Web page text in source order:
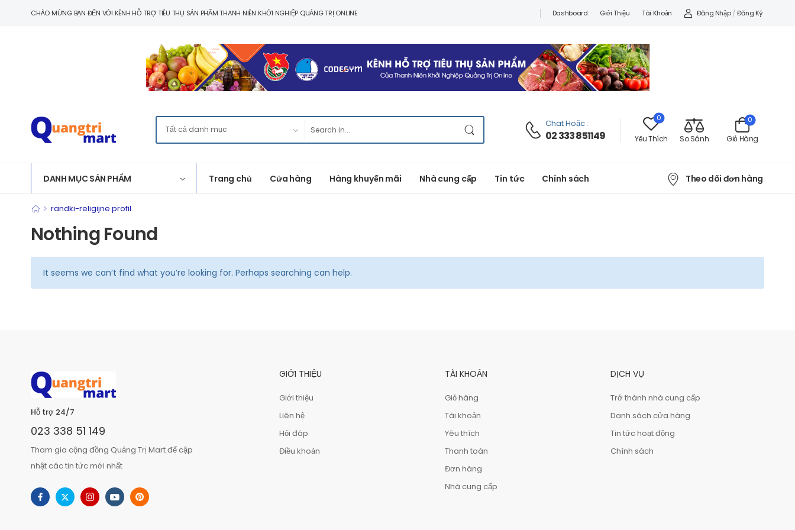
CHÀO MỪNG BẠN ĐẾN VỚI KÊNH HỖ TRỢ TIÊU THỤ SẢN PHẨM THANH NIÊN KHỞI NGHIỆP QUẢNG TRỊ ONLINE Dashboard Giới Thiệu Tài Khoản Đăng Nhập / Đăng Ký
Chat Hoặc :
02 333 851149
0
Yêu Thích So Sánh Giỏ Hàng
0
DANH MỤC SẢN PHẨM Trang chủ Cửa hàng Hàng khuyến mãi Nhà cung cấp Tin tức Chính sách Theo dõi đơn hàng
> randki-religijne profil
Nothing Found
It seems we can’t find what you’re looking for. Perhaps searching can help.
Hỗ trợ 24/7
023 338 51 149
Tham gia cộng đồng Quảng Trị Mart để cập
nhật các tin tức mới nhất
GIỚI THIỆU
Giới thiệu
Liên hệ
Hỏi đáp
Điều khoản
TÀI KHOẢN
Giỏ hàng
Tài khoản
Yêu thích
Thanh toán
Đơn hàng
Nhà cung cấp
DỊCH VỤ
Trở thành nhà cung cấp
Danh sách cửa hàng
Tin tức hoạt động
Chính sách